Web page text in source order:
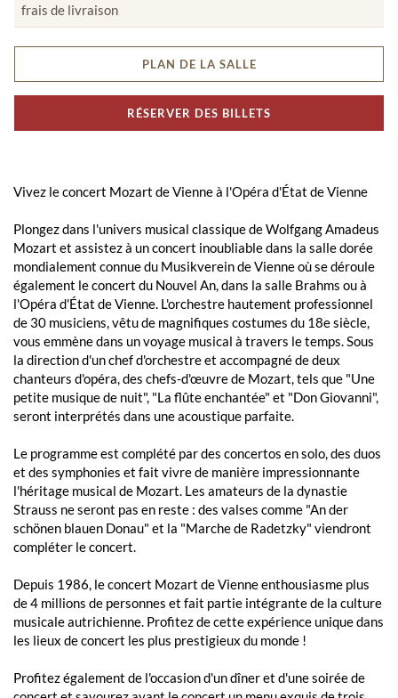
frais de livraison
PLAN DE LA SALLE
RÉSERVER DES BILLETS
Vivez le concert Mozart de Vienne à l'Opéra d'État de Vienne
Plongez dans l'univers musical classique de Wolfgang Amadeus
Mozart et assistez à un concert inoubliable dans la salle dorée
mondialement connue du Musikverein de Vienne où se déroule
également le concert du Nouvel An, dans la salle Brahms ou à
l'Opéra d'État de Vienne. L'orchestre hautement professionnel
de 30 musiciens, vêtu de magnifiques costumes du 18e siècle,
vous emmène dans un voyage musical à travers le temps. Sous
la direction d'un chef d'orchestre et accompagné de deux
chanteurs d'opéra, des chefs-d'œuvre de Mozart, tels que "Une
petite musique de nuit", "La flûte enchantée" et "Don Giovanni",
seront interprétés dans une acoustique parfaite.
Le programme est complété par des concertos en solo, des duos
et des symphonies et fait vivre de manière impressionnante
l'héritage musical de Mozart. Les amateurs de la dynastie
Strauss ne seront pas en reste : des valses comme "An der
schönen blauen Donau" et la "Marche de Radetzky" viendront
compléter le concert.
Depuis 1986, le concert Mozart de Vienne enthousiasme plus
de 4 millions de personnes et fait partie intégrante de la culture
musicale autrichienne. Profitez de cette expérience unique dans
les lieux de concert les plus prestigieux du monde !
Profitez également de l'occasion d'un dîner et d'une soirée de